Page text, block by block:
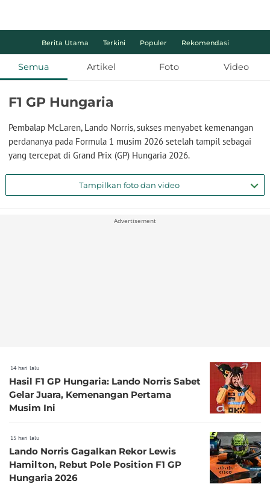
Berita Utama Terkini Populer Rekomendasi
Semua Artikel Foto Video
F1 GP Hungaria
Pembalap McLaren, Lando Norris, sukses menyabet kemenangan
perdananya pada Formula 1 musim 2026 setelah tampil sebagai
yang tercepat di Grand Prix (GP) Hungaria 2026.
Tampilkan foto dan video
Advertisement
14 hari lalu
Hasil F1 GP Hungaria: Lando Norris Sabet
Gelar Juara, Kemenangan Pertama
Musim Ini
15 hari lalu
Lando Norris Gagalkan Rekor Lewis
Hamilton, Rebut Pole Position F1 GP
Hungaria 2026